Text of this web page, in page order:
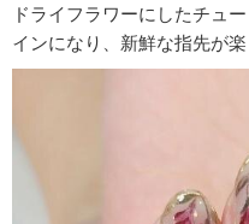
ドライフラワーにしたチュ
インになり、新鮮な指先が楽